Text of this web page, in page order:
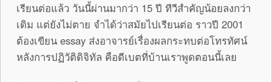
เรียนต่อแล้ว วันนี้ผ่านมากว่า 15 ปี ทีวีสำคัญน้อยลงกว่า
เดิม แต่ยังไม่ตาย จำได้ว่าสมัยไปเรียนต่อ ราวปี 2001
ต้องเขียน essay ส่งอาจารย์เรื่องผลกระทบต่อโทรทัศน์
หลังการปฏิวัติดิจิทัล คือดีเบตที่บ้านเราพูดตอนนี้เลย